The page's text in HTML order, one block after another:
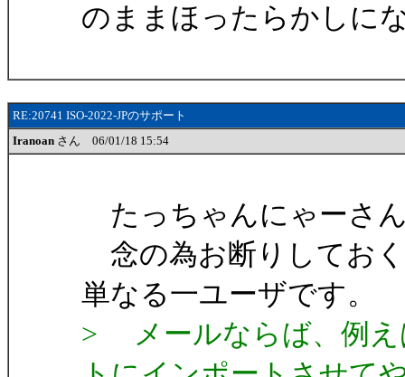
のままほったらかしに
RE:20741 ISO-2022-JPのサポート
Iranoan さん 06/01/18 15:54
たっちゃんにゃーさ
念の為お断りしてお
単なる一ユーザです。
> メールならば、例え